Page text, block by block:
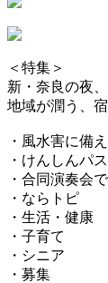
＜特集＞
新・奈良の夜、
地域が潤う、
・風水害に備
・けんしんパ
・合同演奏会
・ならトピ
・生活・健康
・子育て
・シニア
・募集